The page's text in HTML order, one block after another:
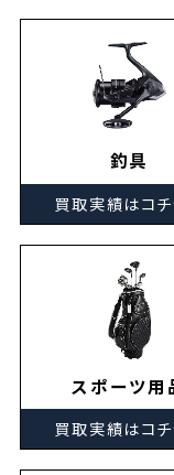
釣具
買取実績はコチ
スポーツ用
買取実績はコチ